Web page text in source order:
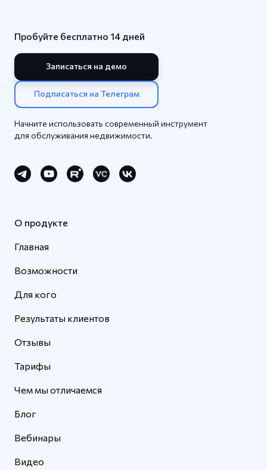
Пробуйте бесплатно 14 дней
Записаться на демо
Подписаться на Телеграм
Начните использовать современный инструмент
для обслуживания недвижимости.
О продукте
Главная
Возможности
Для кого
Результаты клиентов
Отзывы
Тарифы
Чем мы отличаемся
Блог
Вебинары
Видео